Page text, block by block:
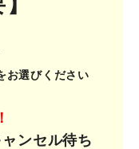
お選びください
ンセル待ち